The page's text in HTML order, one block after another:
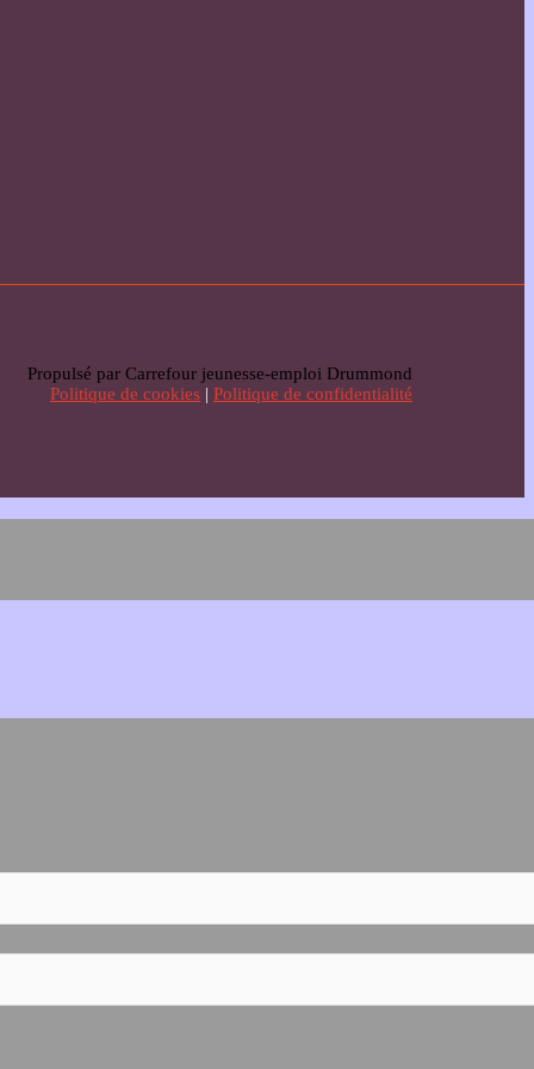
Propulsé par Carrefour jeunesse-emploi Drummond
Politique de cookies | Politique de confidentialité